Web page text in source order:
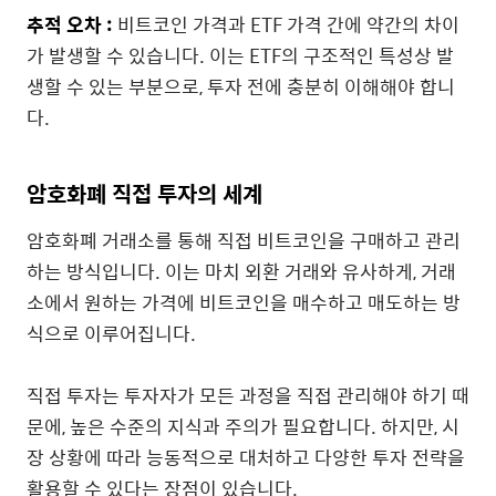
추적 오차 : 비트코인 가격과 ETF 가격 간에 약간의 차이
가 발생할 수 있습니다. 이는 ETF의 구조적인 특성상 발
생할 수 있는 부분으로, 투자 전에 충분히 이해해야 합니
다.
암호화폐 직접 투자의 세계
암호화폐 거래소를 통해 직접 비트코인을 구매하고 관리
하는 방식입니다. 이는 마치 외환 거래와 유사하게, 거래
소에서 원하는 가격에 비트코인을 매수하고 매도하는 방
식으로 이루어집니다.
직접 투자는 투자자가 모든 과정을 직접 관리해야 하기 때
문에, 높은 수준의 지식과 주의가 필요합니다. 하지만, 시
장 상황에 따라 능동적으로 대처하고 다양한 투자 전략을
활용할 수 있다는 장점이 있습니다.